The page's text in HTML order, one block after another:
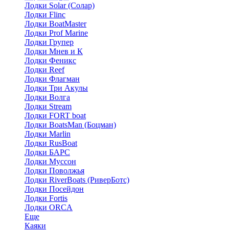
Лодки Solar (Солар)
Лодки Flinc
Лодки BoatMaster
Лодки Prof Marine
Лодки Групер
Лодки Мнев и К
Лодки Феникс
Лодки Reef
Лодки Флагман
Лодки Три Акулы
Лодки Волга
Лодки Stream
Лодки FORT boat
Лодки BoatsMan (Боцман)
Лодки Marlin
Лодки RusBoat
Лодки БАРС
Лодки Муссон
Лодки Поволжья
Лодки RiverBoats (РиверБотс)
Лодки Посейдон
Лодки Fortis
Лодки ORCA
Еще
Каяки